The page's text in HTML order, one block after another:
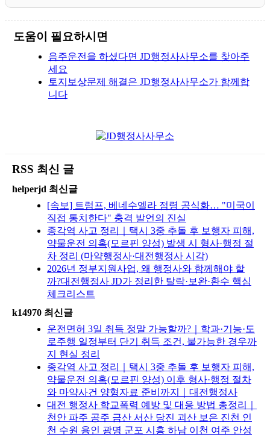
도움이 필요하시면
음주운전을 하셨다면 JD행정사사무소를 찾아주
세요
토지보상문제 해결은 JD행정사사무소가 함께합
니다
RSS 최신 글
helperjd 최신글
[속보] 트럼프, 베네수엘라 점령 공식화… "미국이
직접 통치한다" 충격 발언의 진실
종각역 사고 정리｜택시 3중 추돌 후 보행자 피해,
약물운전 의혹(모르핀 양성) 발생 시 형사·행정 절
차 정리 (마약행정사·대전행정사 시각)
2026년 정부지원사업, 왜 행정사와 함께해야 할
까?대전행정사 JD가 정리한 탈락·보완·환수 핵심
체크리스트
k14970 최신글
운전면허 3일 취득 정말 가능할까?｜학과·기능·도
로주행 일정부터 단기 취득 조건, 불가능한 경우까
지 현실 정리
종각역 사고 정리｜택시 3중 추돌 후 보행자 피해,
약물운전 의혹(모르핀 양성) 이후 형사·행정 절차
와 마약사건 양형자료 준비까지｜대전행정사
대전 행정사 학교폭력 예방 및 대응 방법 총정리｜
천안 파주 공주 금산 서산 당진 괴산 보은 진천 인
천 수원 용인 광명 군포 시흥 하남 이천 여주 안성